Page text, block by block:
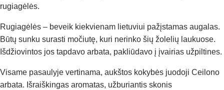
rugiagėlės.
Rugiagėlės – beveik kiekvienam lietuviui pažįstamas augalas.
Būtų sunku surasti močiutę, kuri nerinko šių žolelių laukuose.
Išdžiovintos jos tapdavo arbata, pakliūdavo į įvairias užpiltines.
Visame pasaulyje vertinama, aukštos kokybės juodoji Ceilono
arbata. Išraiškingas aromatas, užburiantis skonis